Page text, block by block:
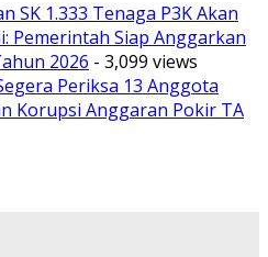
SK 1.333 Tenaga P3K Akan
Pemerintah Siap Anggarkan
2026 - 3,099 views
Periksa 13 Anggota
Korupsi Anggaran Pokir TA